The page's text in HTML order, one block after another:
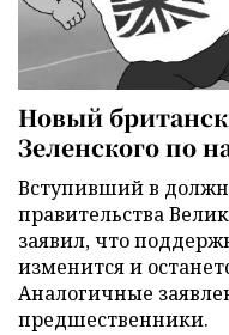
Новый
Зеленского по
Вступивший в
правительства
заявил, что
изменится и
Аналогичные
предшественники.